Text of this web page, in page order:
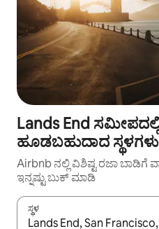
Lands End ಸಮೀಪದಲ್ಲಿ
ಹೂಡಬಹುದಾದ ಸ್ಥಳಗಳು
Airbnb ನಲ್ಲಿ ವಿಶಿಷ್ಟ ರಜಾ ಬಾಡಿಗೆ
ಇನ್ನಷ್ಟು ಬುಕ್ ಮಾಡಿ
ಸ್ಥಳ
ಫಲಿತಾಂಶಗಳು ಲಭ್ಯವಿರುವಾಗ,